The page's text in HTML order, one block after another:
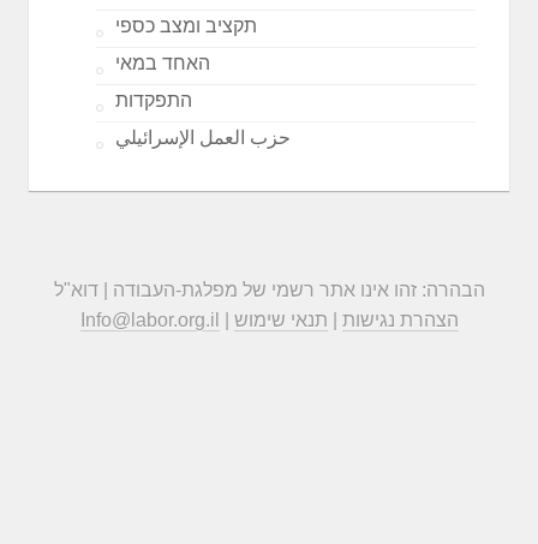
תקציב ומצב כספי
האחד במאי
התפקדות
حزب العمل الإسرائيلي
הבהרה: זהו אינו אתר רשמי של מפלגת-העבודה | דוא"ל
Info@labor.org.il
הצהרת נגישות תנאי שימוש